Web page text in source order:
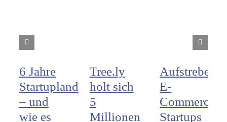
6 Jahre
Startupland
– und
wie es
Tree.ly
holt sich
5
Millionen
E-
Commerce
Startups